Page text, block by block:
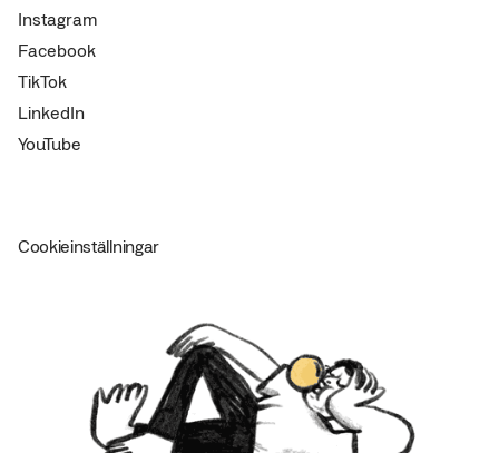
Instagram
Facebook
TikTok
LinkedIn
YouTube
Cookieinställningar